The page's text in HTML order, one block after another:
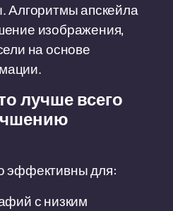
Алгоритмы апскейла
изображения,
на основе
лучше всего
эффективны для:
с низким